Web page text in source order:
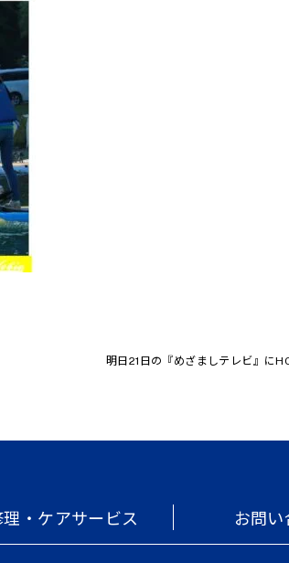
明日21日の『めざましテレビ』に
理・ケアサービス お問